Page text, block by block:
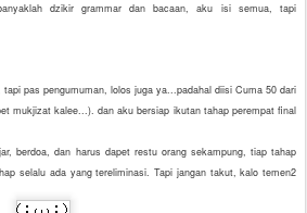
dzikir grammar dan bacaan, aku isi semua, tapi
pas pengumuman, lolos juga ya...padahal diisi Cuma 50 dari
mukjizat kalee...). dan aku bersiap ikutan tahap perempat final
berdoa, dan harus dapet restu orang sekampung, tiap tahap
selalu ada yang tereliminasi. Tapi jangan takut, kalo temen2